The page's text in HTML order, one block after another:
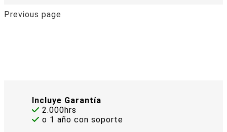
Previous page
Incluye Garantía
2.000hrs
o 1 año con soporte